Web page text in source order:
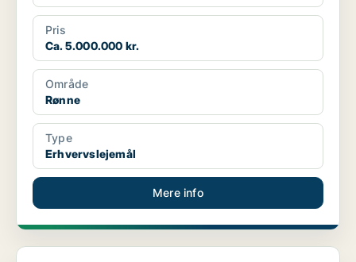
Pris
Ca. 5.000.000 kr.
Område
Rønne
Type
Erhvervslejemål
Mere info
Ejendom i Rønne